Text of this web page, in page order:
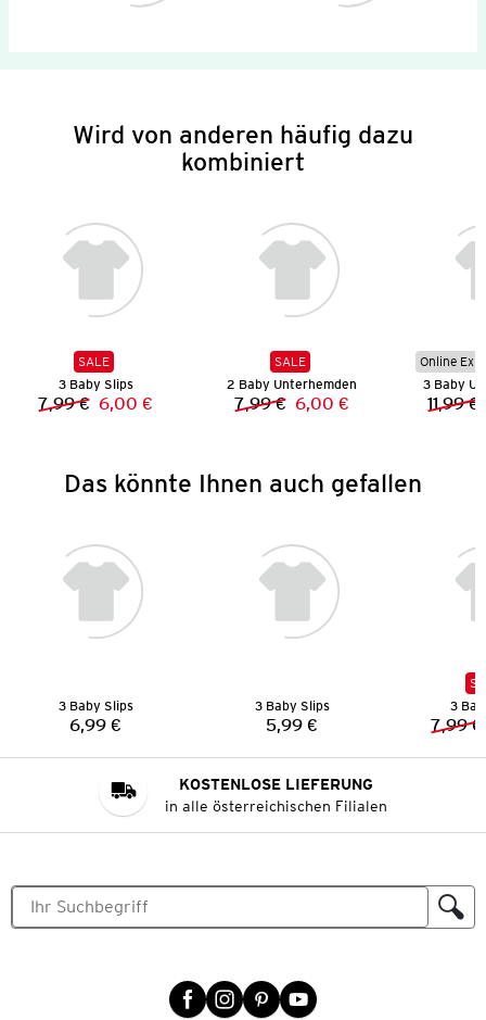
Wird von anderen häufig dazu
kombiniert
SALE
3 Baby Slips
Vorheriger Preis:
7,99 € Neuer Preis:
6,00 €
SALE
2 Baby Unterhemden
Vorheriger Preis:
7,99 € Neuer Preis:
6,00 €
Online
3 Baby
11,99 €
Das könnte Ihnen auch gefallen
3 Baby Slips
Preis:
6,99 €
3 Baby Slips
Preis:
5,99 €
3
7,99 €
KOSTENLOSE LIEFERUNG
in alle österreichischen Filialen